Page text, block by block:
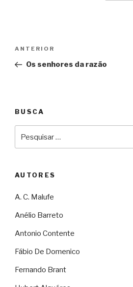
Post
Anterior
ANTERIOR
Os senhores da razão
BUSCA
AUTORES
A. C. Malufe
Anélio Barreto
Antonio Contente
Fábio De Domenico
Fernando Brant